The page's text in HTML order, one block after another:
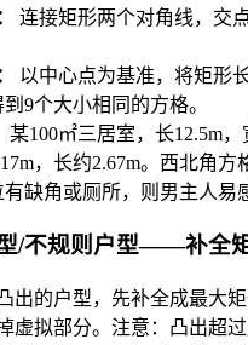
连接矩形两个对角线，交
以中心点为基准，将矩形
到9个大小相同的方格。
某100㎡三居室，长12.5m
，长约2.67m。西北角
有缺角或厕所，则男主人易
/不规则户型——补全
出的户型，先补全成最大
虚拟部分。注意：凸出超